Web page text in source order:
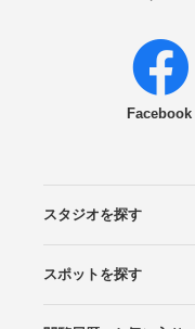
Facebook
スタジオを探す
エリアから探す
こだわりから探す
NEW PHOTO
プランから探す
フォトタイプ診断
フォトグラファー
国内リゾートから
スポットを探す